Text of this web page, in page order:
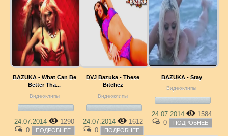
BAZUKA - What Can Be
Better Tha...
Видеоклипы
24.07.2014
1290
0
ПОДРОБНЕЕ
DVJ Bazuka - These
Bitchez
Видеоклипы
24.07.2014
1612
0
ПОДРОБНЕЕ
BAZUKA - Stay
Видеоклипы
24.07.2014
1584
0
ПОДРОБНЕЕ